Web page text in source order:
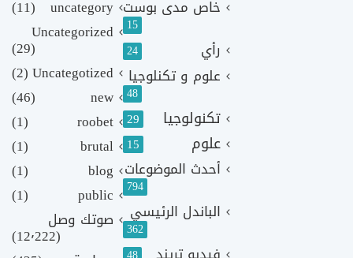
خاص مدى بوست
15
رأي 24
علوم و تكنلوجيا
48
تكنولوجيا 29
علوم 15
أحدث الموضوعات
794
الباندل الرئيسي
362
uncategory
(11)
Uncategorized
(29)
Uncategotized
(2)
new
(46)
roobet
(1)
brutal
(1)
blog
(1)
public
(1)
صوتك وصل
(12٬222)